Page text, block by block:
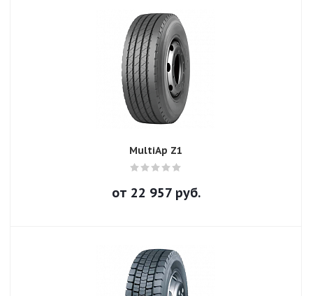
MultiAp Z1
от 22 957руб.